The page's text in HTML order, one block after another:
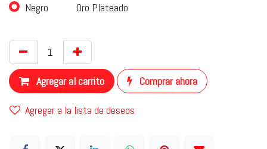
Negro Oro Plateado
Agregar al carrito Comprar ahora
Agregar a la lista de deseos